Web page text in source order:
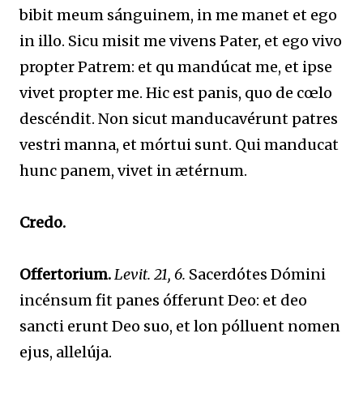
bibit meum sánguinem, in me manet et ego
in illo. Sicu misit me vivens Pater, et ego vivo
propter Patrem: et qu mandúcat me, et ipse
vivet propter me. Hic est panis, quo de cœlo
descéndit. Non sicut manducavérunt patres
vestri manna, et mórtui sunt. Qui manducat
hunc panem, vivet in ætérnum.
Credo.
Offertorium.Levit. 21, 6. Sacerdótes Dómini
incénsum fit panes ófferunt Deo: et deo
sancti erunt Deo suo, et lon pólluent nomen
ejus, allelúja.